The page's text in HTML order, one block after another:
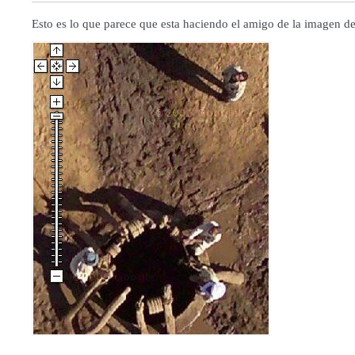
Esto es lo que parece que esta haciendo el amigo de la imagen